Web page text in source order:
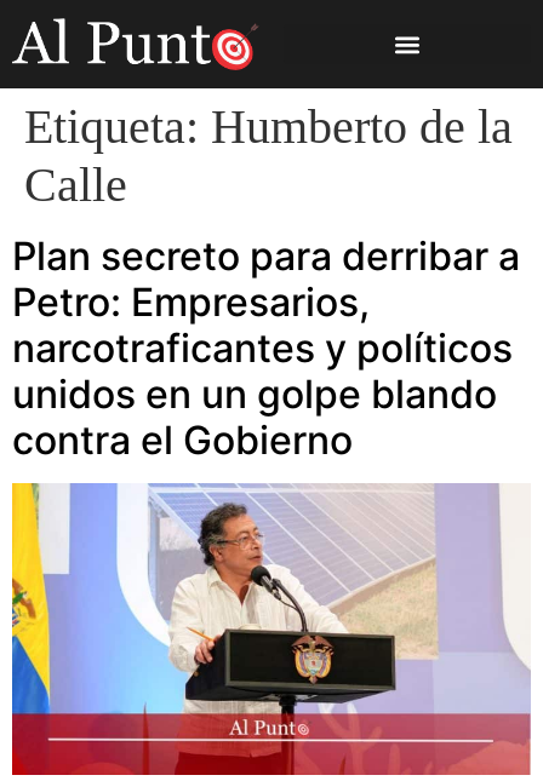
Etiqueta: Humberto de la
Calle
Plan secreto para derribar a
Petro: Empresarios,
narcotraficantes y políticos
unidos en un golpe blando
contra el Gobierno